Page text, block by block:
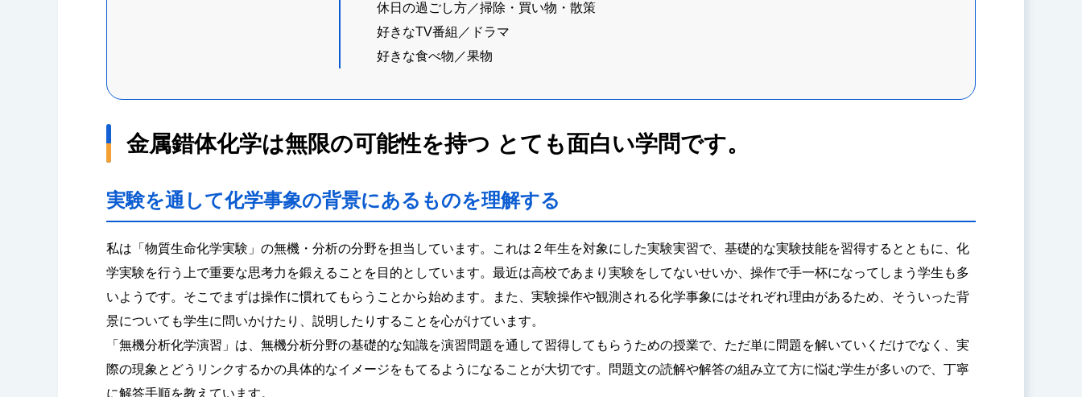
休日の過ごし方／掃除・買い物・散策
好きなTV番組／ドラマ
好きな食べ物／果物
金属錯体化学は無限の可能性を持つ とても面白い学問です。
実験を通して化学事象の背景にあるものを理解する
私は「物質生命化学実験」の無機・分析の分野を担当しています。これは２年生を対象にした実験実習で、基礎的な実験技能を習得するとともに、化
学実験を行う上で重要な思考力を鍛えることを目的としています。最近は高校であまり実験をしてないせいか、操作で手一杯になってしまう学生も多
いようです。そこでまずは操作に慣れてもらうことから始めます。また、実験操作や観測される化学事象にはそれぞれ理由があるため、そういった背
景についても学生に問いかけたり、説明したりすることを心がけています。
「無機分析化学演習」は、無機分析分野の基礎的な知識を演習問題を通して習得してもらうための授業で、ただ単に問題を解いていくだけでなく、実
際の現象とどうリンクするかの具体的なイメージをもてるようになることが大切です。問題文の読解や解答の組み立て方に悩む学生が多いので、丁寧
に解答手順を教えています。